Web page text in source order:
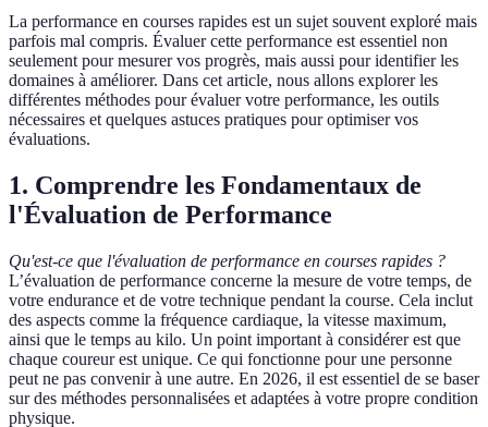
La performance en courses rapides est un sujet souvent exploré mais
parfois mal compris. Évaluer cette performance est essentiel non
seulement pour mesurer vos progrès, mais aussi pour identifier les
domaines à améliorer. Dans cet article, nous allons explorer les
différentes méthodes pour évaluer votre performance, les outils
nécessaires et quelques astuces pratiques pour optimiser vos
évaluations.
1. Comprendre les Fondamentaux de
l'Évaluation de Performance
Qu'est-ce que l'évaluation de performance en courses rapides ?
L’évaluation de performance concerne la mesure de votre temps, de
votre endurance et de votre technique pendant la course. Cela inclut
des aspects comme la fréquence cardiaque, la vitesse maximum,
ainsi que le temps au kilo. Un point important à considérer est que
chaque coureur est unique. Ce qui fonctionne pour une personne
peut ne pas convenir à une autre. En 2026, il est essentiel de se baser
sur des méthodes personnalisées et adaptées à votre propre condition
physique.